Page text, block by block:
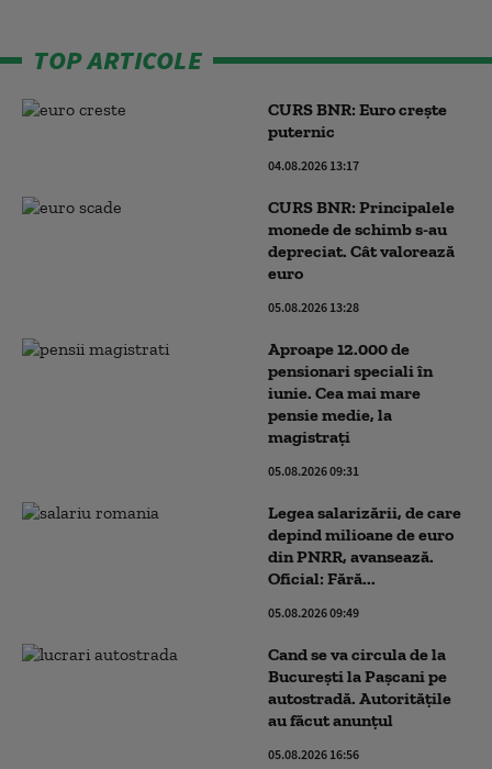
TOP ARTICOLE
CURS BNR: Euro crește
puternic
04.08.2026 13:17
CURS BNR: Principalele
monede de schimb s-au
depreciat. Cât valorează
euro
05.08.2026 13:28
Aproape 12.000 de
pensionari speciali în
iunie. Cea mai mare
pensie medie, la
magistrați
05.08.2026 09:31
Legea salarizării, de care
depind milioane de euro
din PNRR, avansează.
Oficial: Fără...
05.08.2026 09:49
Cand se va circula de la
București la Pașcani pe
autostradă. Autoritățile
au făcut anunțul
05.08.2026 16:56